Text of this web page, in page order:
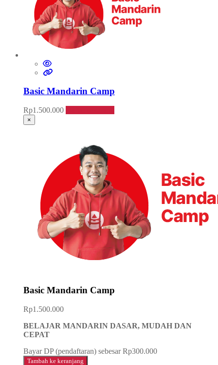
Basic Mandarin Camp
Rp1.500.000
×
Basic Mandarin Camp
Rp1.500.000
BELAJAR MANDARIN DASAR, MUDAH DAN
CEPAT
Bayar DP (pendaftaran) sebesarRp300.000
Tambah ke keranjang